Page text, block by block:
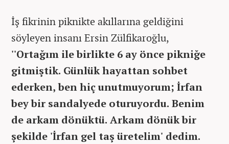
İş fikrinin piknikte akıllarına geldiğini
söyleyen insanı Ersin Zülfikaroğlu,
''Ortağım ile birlikte 6 ay önce pikniğe
gitmiştik. Günlük hayattan sohbet
ederken, ben hiç unutmuyorum; İrfan
bey bir sandalyede oturuyordu. Benim
de arkam dönüktü. Arkam dönük bir
şekilde 'İrfan gel taş üretelim' dedim.